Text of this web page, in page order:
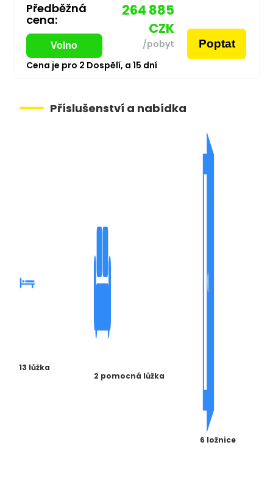
Předběžná
cena:
Volno
264 885
CZK
/pobyt Poptat
Cena je pro 2 Dospělí, a 15 dní
Příslušenství a nabídka
13 lůžka
2 pomocná lůžka
6 ložnice